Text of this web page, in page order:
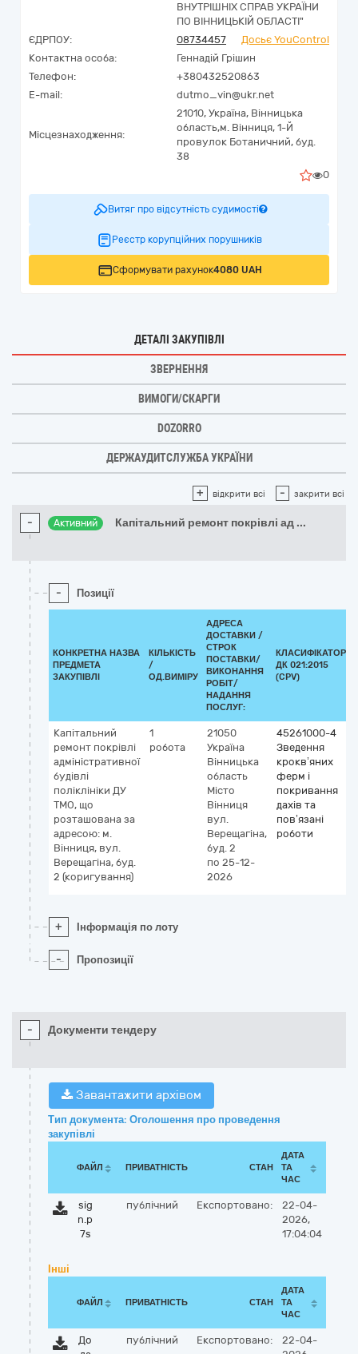
ВНУТРІШНІХ СПРАВ УКРАЇНИ
ПО ВІННИЦЬКІЙ ОБЛАСТІ"
ЄДРПОУ:
08734457
Досьє YouControl
Контактна особа:
Геннадій Грішин
Телефон:
+380432520863
E-mail:
dutmo_vin@ukr.net
Місцезнаходження:
21010, Україна, Вінницька
область,м. Вінниця, 1-Й
провулок Ботаничний, буд.
38
0
Витяг про відсутність судимості
Реєстр корупційних порушників
Сформувати рахунок4080 UAH
ДЕТАЛІ ЗАКУПІВЛІ
ЗВЕРНЕННЯ
ВИМОГИ/СКАРГИ
DOZORRO
ДЕРЖАУДИТСЛУЖБА УКРАЇНИ
+ відкрити всі - закрити всі
- Активний Капітальний ремонт покрівлі ад ...
- Позиції
КОНКРЕТНА НАЗВА
ПРЕДМЕТА
ЗАКУПІВЛІ
КІЛЬКІСТЬ
/
ОД.ВИМІРУ
АДРЕСА
ДОСТАВКИ /
СТРОК
ПОСТАВКИ/
ВИКОНАННЯ
РОБІТ/
НАДАННЯ
ПОСЛУГ:
КЛАСИФІКАТОР
ДК 021:2015
(CPV)
Капітальний
ремонт покрівлі
адміністративної
будівлі
поліклініки ДУ
ТМО, що
розташована за
адресою: м.
Вінниця, вул.
Верещагіна, буд.
2 (коригування)
1
робота
21050
Україна
Вінницька
область
Місто
Вінниця
вул.
Верещагіна,
буд. 2
по 25-12-
2026
45261000-4
Зведення
крокв’яних
ферм і
покривання
дахів та
пов’язані
роботи
+ Інформація по лоту
- Пропозиції
- Документи тендеру
Завантажити архівом
Тип документа: Оголошення про проведення
закупівлі
ФАЙЛ ПРИВАТНІСТЬ СТАН
ДАТА
ТА
ЧАС
sig
n.p
7s
публічний Експортовано:
22-04-
2026,
17:04:04
Інші
ФАЙЛ ПРИВАТНІСТЬ СТАН
ДАТА
ТА
ЧАС
До
публічний Експортовано:
22-04-